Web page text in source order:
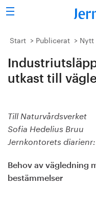
Sök
Stålindustrin
Vision 2050
Energi/miljö
Vi tycker
Publicerat
Start Publicerat
utkast till
Till Naturvårdsverket
Sofia Hedelius Bruu
Jernkontorets diarienr:
Behov av vägledning
bestämmelser